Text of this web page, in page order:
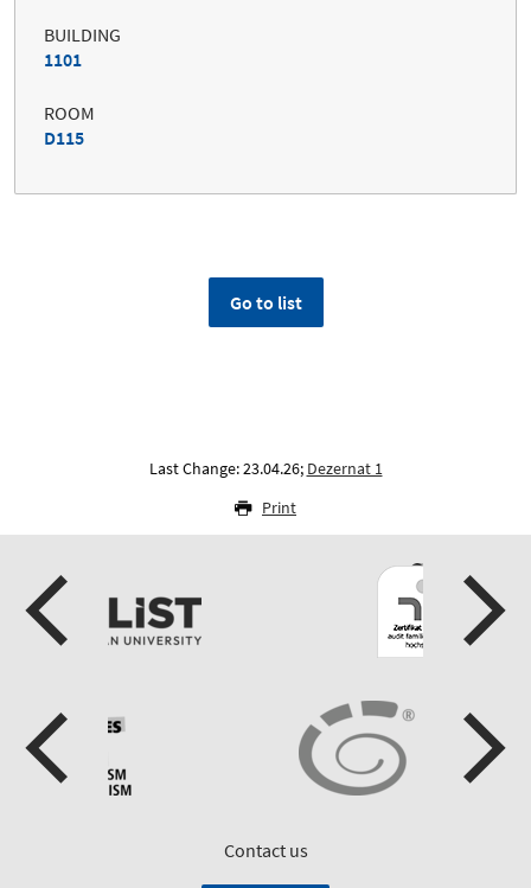
BUILDING
1101
ROOM
D115
Go to list
Last Change: 23.04.26; Dezernat 1
Print
Contact us